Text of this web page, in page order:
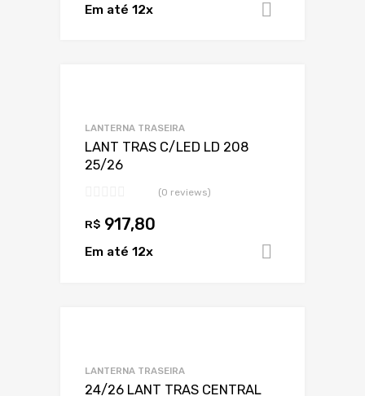
Em até 12x
LANTERNA TRASEIRA
LANT TRAS C/LED LD 208
25/26
(0 reviews)
R$ 917,80
Em até 12x
LANTERNA TRASEIRA
24/26 LANT TRAS CENTRAL